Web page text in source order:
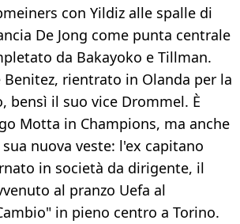
con Yildiz alle spalle di
De Jong come punta centrale
da Bakayoko e Tillman.
Benitez, rientrato in Olanda per la
bensì il suo vice Drommel. È
Motta in Champions, ma anche
nuova veste: l'ex capitano
in società da dirigente, il
al pranzo Uefa al
in pieno centro a Torino.